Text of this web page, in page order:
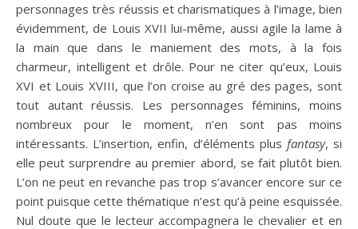
personnages très réussis et charismatiques à l’image, bien
évidemment, de Louis XVII lui-même, aussi agile la lame à
la main que dans le maniement des mots, à la fois
charmeur, intelligent et drôle. Pour ne citer qu’eux, Louis
XVI et Louis XVIII, que l’on croise au gré des pages, sont
tout autant réussis. Les personnages féminins, moins
nombreux pour le moment, n’en sont pas moins
intéressants. L’insertion, enfin, d’éléments plus fantasy, si
elle peut surprendre au premier abord, se fait plutôt bien.
L’on ne peut en revanche pas trop s’avancer encore sur ce
point puisque cette thématique n’est qu’à peine esquissée.
Nul doute que le lecteur accompagnera le chevalier et en